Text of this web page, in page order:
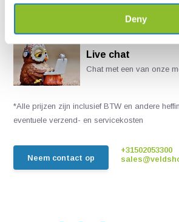
Deny
Live chat
Chat met een van onze
*Alle prijzen zijn inclusief BTW en andere
eventuele verzend- en servicekosten
Neem contact op
+31502053300